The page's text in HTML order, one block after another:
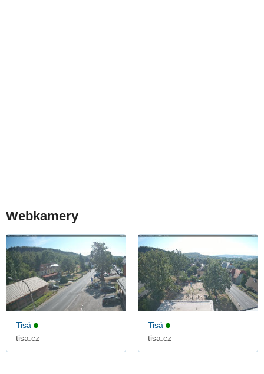
Webkamery
Tisá
tisa.cz
Tisá
tisa.cz